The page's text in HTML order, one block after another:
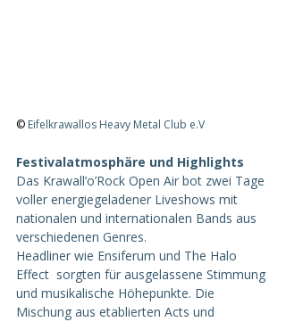
© Eifelkrawallos Heavy Metal Club e.V
Festivalatmosphäre und Highlights
Das Krawall’o’Rock Open Air bot zwei Tage
voller energiegeladener Liveshows mit
nationalen und internationalen Bands aus
verschiedenen Genres.
Headliner wie Ensiferum und The Halo
Effect  sorgten für ausgelassene Stimmung
und musikalische Höhepunkte. Die
Mischung aus etablierten Acts und